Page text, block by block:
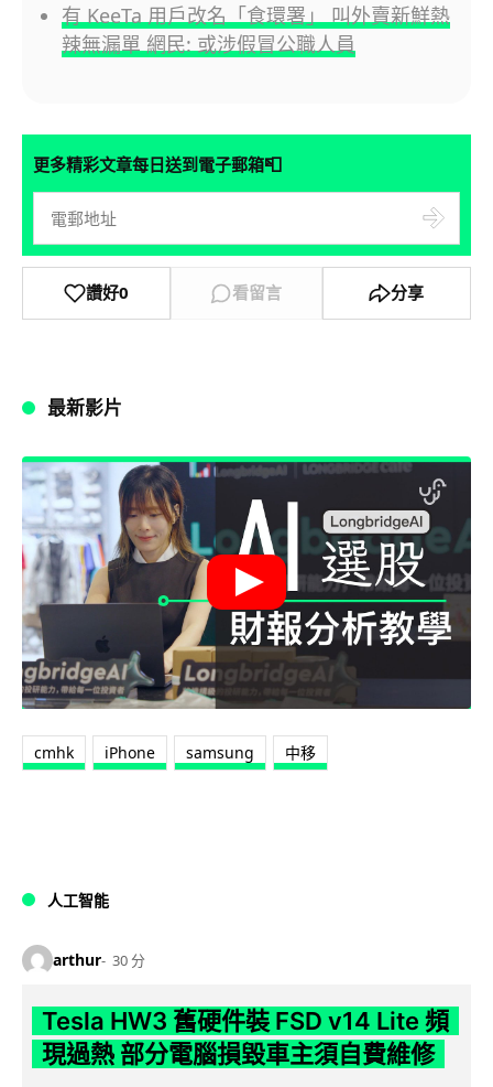
有 KeeTa 用戶改名「食環署」 叫外賣新鮮熱
辣無漏單 網民: 或涉假冒公職人員
更多精彩文章每日送到電子郵箱📮
讚好0 看留言 分享
最新影片
cmhk iPhone samsung 中移
人工智能
arthur 30 分
Tesla HW3 舊硬件裝 FSD v14 Lite 頻
現過熱 部分電腦損毀車主須自費維修